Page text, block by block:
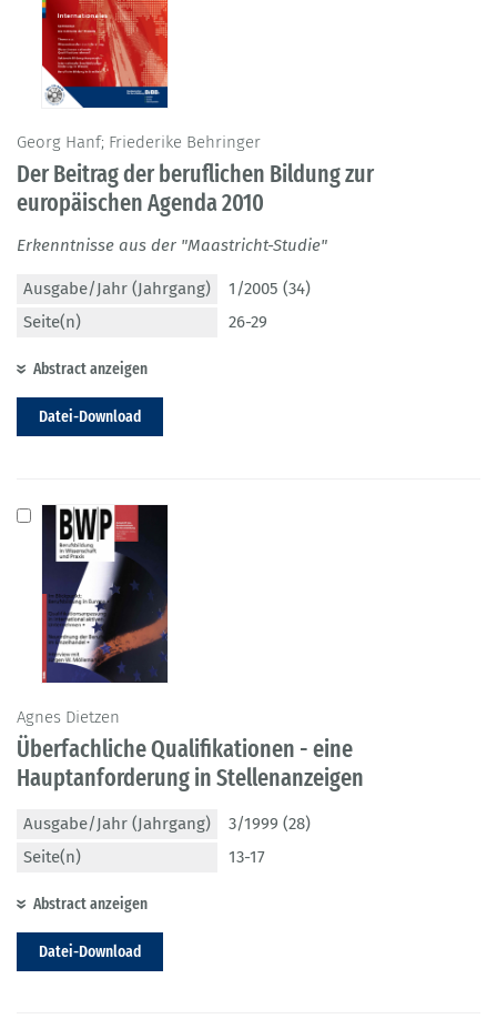
Georg Hanf; Friederike Behringer
Der Beitrag der beruflichen Bildung zur
europäischen Agenda 2010
Erkenntnisse aus der "Maastricht-Studie"
Ausgabe/Jahr (Jahrgang)
1/2005 (34)
Seite(n)
26-29
Abstract anzeigen
Datei-Download
Agnes Dietzen
Überfachliche Qualifikationen - eine
Hauptanforderung in Stellenanzeigen
Ausgabe/Jahr (Jahrgang)
3/1999 (28)
Seite(n)
13-17
Abstract anzeigen
Datei-Download